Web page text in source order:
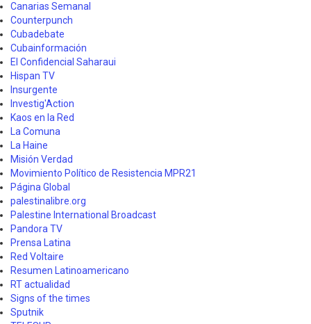
Canarias Semanal
Counterpunch
Cubadebate
Cubainformación
El Confidencial Saharaui
Hispan TV
Insurgente
Investig'Action
Kaos en la Red
La Comuna
La Haine
Misión Verdad
Movimiento Político de Resistencia MPR21
Página Global
palestinalibre.org
Palestine International Broadcast
Pandora TV
Prensa Latina
Red Voltaire
Resumen Latinoamericano
RT actualidad
Signs of the times
Sputnik